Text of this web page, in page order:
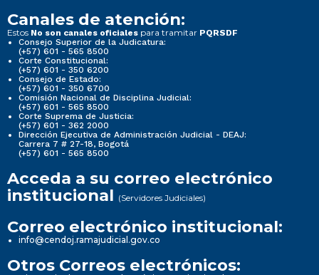
Canales de atención:
Estos No son canales oficiales para tramitar PQRSDF
Consejo Superior de la Judicatura:
(+57) 601 - 565 8500
Corte Constitucional:
(+57) 601 - 350 6200
Consejo de Estado:
(+57) 601 - 350 6700
Comisión Nacional de Disciplina Judicial:
(+57) 601 - 565 8500
Corte Suprema de Justicia:
(+57) 601 - 362 2000
Dirección Ejecutiva de Administración Judicial - DEAJ:
Carrera 7 # 27-18, Bogotá
(+57) 601 - 565 8500
Acceda a su correo electrónico
institucional (Servidores Judiciales)
Correo electrónico institucional:
info@cendoj.ramajudicial.gov.co
Otros Correos electrónicos: